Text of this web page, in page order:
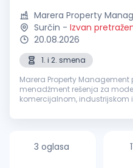
Marera Property
Surčin - Izvan
20.08.2026
1. i 2. smena
Marera Property
menadžment rešenja za
komercijalnom, industrijskom
tehničkog održavanja,
3 oglasa